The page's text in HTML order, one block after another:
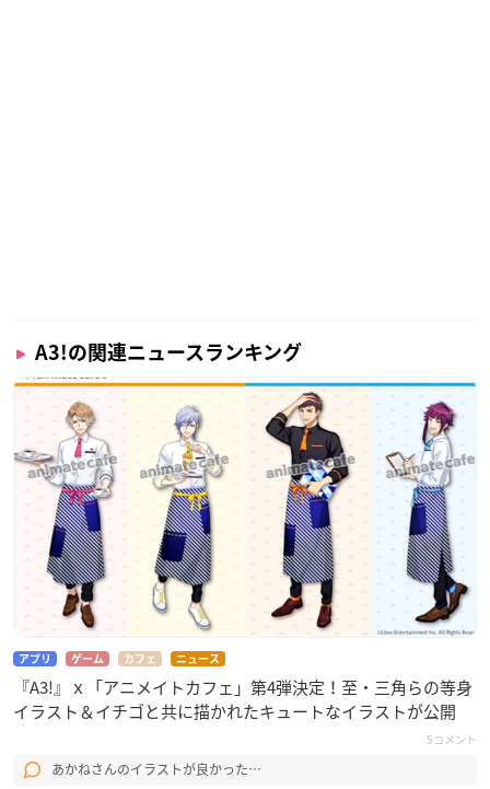
A3!の関連ニュースランキング
アプリ ゲーム カフェ ニュース
『A3!』ｘ「アニメイトカフェ」第4弾決定！至・三角らの等身
イラスト＆イチゴと共に描かれたキュートなイラストが公開
5コメント
あかねさんのイラストが良かった…